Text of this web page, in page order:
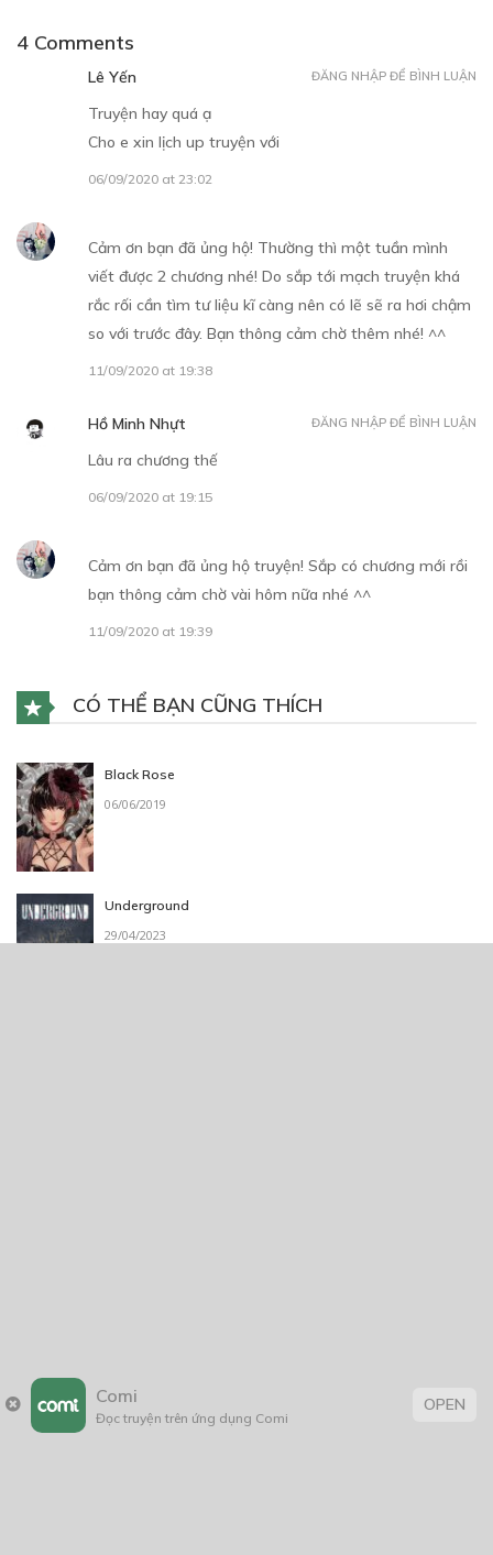
4 Comments
Lê Yến
Truyện hay quá ạ
Cho e xin lịch up truyện với
06/09/2020 at 23:02
ĐĂNG NHẬP ĐỂ BÌNH LUẬN
Cảm ơn bạn đã ủng hộ! Thường thì một tuần mình
viết được 2 chương nhé! Do sắp tới mạch truyện khá
rắc rối cần tìm tư liệu kĩ càng nên có lẽ sẽ ra hơi chậm
so với trước đây. Bạn thông cảm chờ thêm nhé! ^^
11/09/2020 at 19:38
Hồ Minh Nhựt
Lâu ra chương thế
06/09/2020 at 19:15
ĐĂNG NHẬP ĐỂ BÌNH LUẬN
Cảm ơn bạn đã ủng hộ truyện! Sắp có chương mới rồi
bạn thông cảm chờ vài hôm nữa nhé ^^
11/09/2020 at 19:39
CÓ THỂ BẠN CŨNG THÍCH
Black Rose
06/06/2019
Underground
29/04/2023
Comi
Đọc truyện trên ứng dụng Comi
OPEN